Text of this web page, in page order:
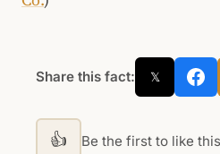
Share this fact: 𝕏
👍 Be the first to like